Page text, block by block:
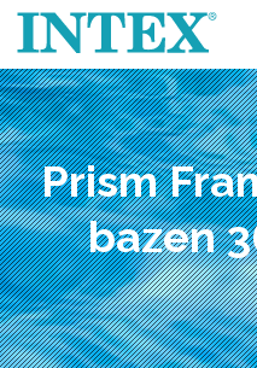
Prism
bazen